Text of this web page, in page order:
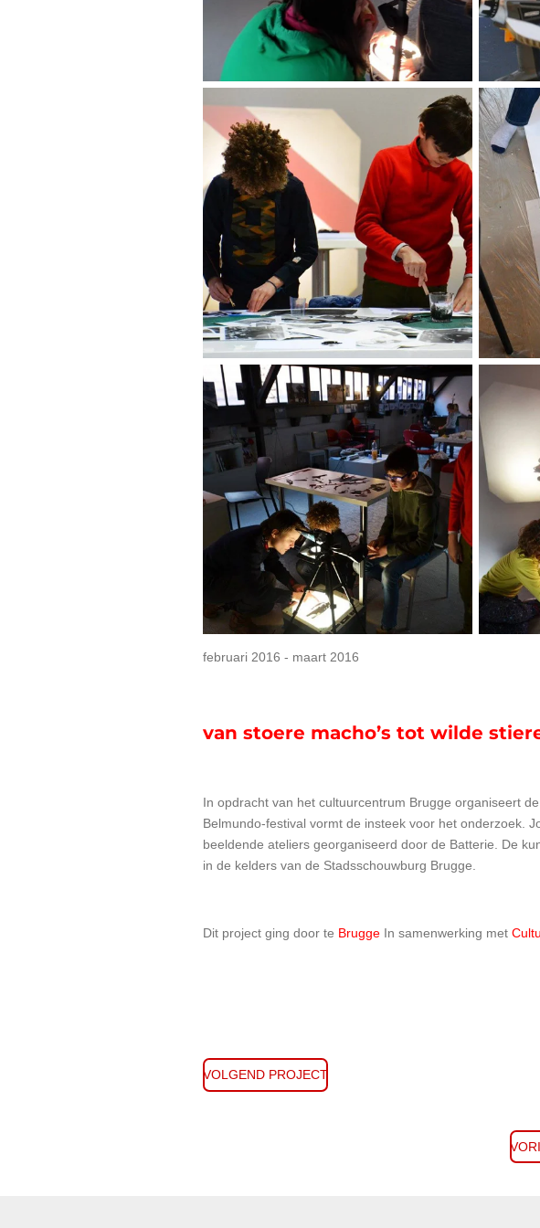
februari 2016 - maart 2016
van stoere macho’s tot wilde
In opdracht van het cultuurcentrum Brugge organiseert
Belmundo-festival vormt de insteek voor het onderzoek.
beeldende ateliers georganiseerd door de Batterie. De
in de kelders van de Stadsschouwburg Brugge.
Dit project ging door te Brugge In samenwerking met
VOLGEND PROJECT